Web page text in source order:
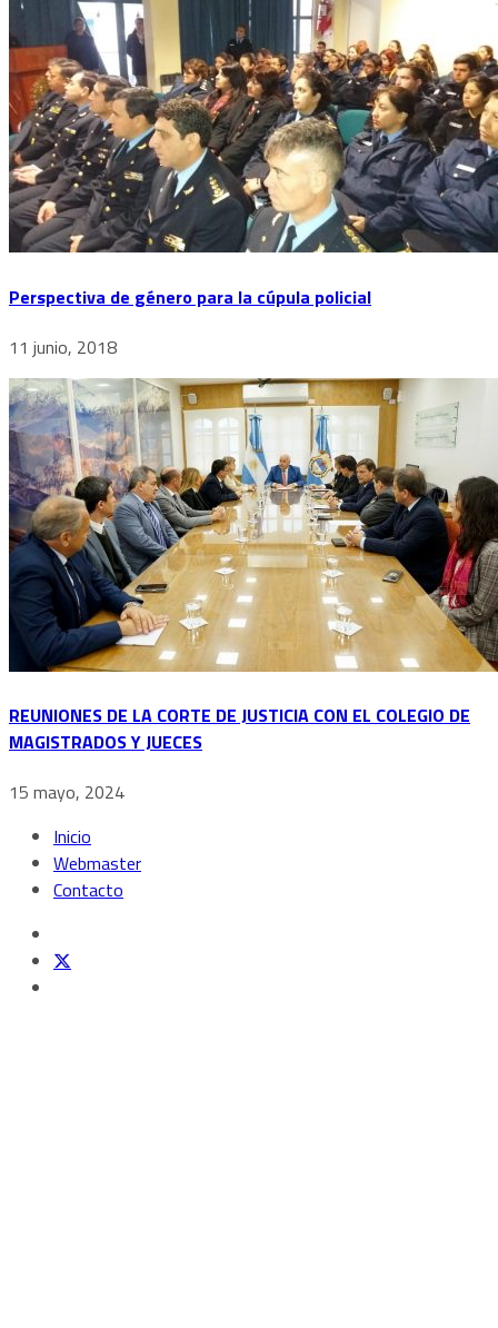
Perspectiva de género para la cúpula policial
11 junio, 2018
REUNIONES DE LA CORTE DE JUSTICIA CON EL COLEGIO DE
MAGISTRADOS Y JUECES
15 mayo, 2024
Inicio
Webmaster
Contacto